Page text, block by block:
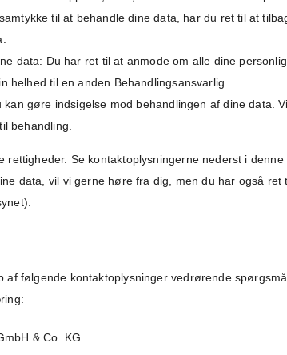
til at behandle dine data, har du ret til at
data: Du har ret til at anmode om alle dine
helhed til en anden Behandlingsansvarlig.
kan gøre indsigelse mod behandlingen af ​​dine data.
behandling.
rettigheder. Se kontaktoplysningerne nederst i
data, vil vi gerne høre fra dig, men du har også ret
af følgende kontaktoplysninger vedrørende
& Co. KG